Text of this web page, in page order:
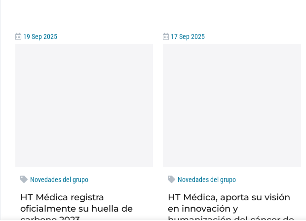
19 Sep 2025
Novedades del grupo
HT Médica registra
oficialmente su huella de
17 Sep 2025
Novedades del grupo
HT Médica, aporta su visión
en innovación y